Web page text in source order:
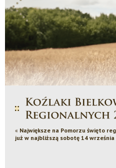
« Największe na Pomorzu święto
już w najbliższą sobotę 14 września